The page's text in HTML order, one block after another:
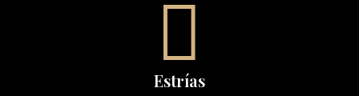

Estrías